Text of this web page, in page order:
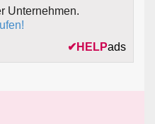
Unternehmen.
✔ HELPads